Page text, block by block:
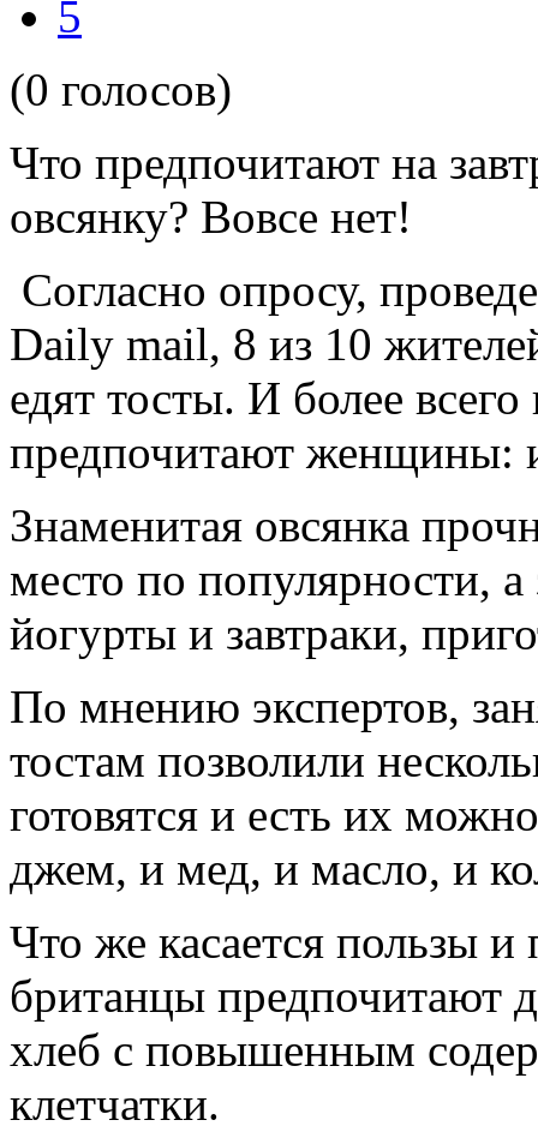
5
(0 голосов)
Что предпочитают на
овсянку? Вовсе нет!
Согласно опросу,
Daily mail, 8 из 10
едят тосты. И более всего
предпочитают женщины:
Знаменитая овсянка
место по популярности,
йогурты и завтраки,
По мнению экспертов,
тостам позволили
готовятся и есть их
джем, и мед, и масло, и
Что же касается пользы и
британцы предпочитают
хлеб с повышенным
клетчатки.